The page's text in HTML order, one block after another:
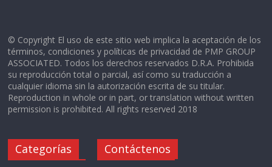
© Copyright El uso de este sitio web implica la aceptación de los
términos, condiciones y políticas de privacidad de PMP GROUP
ASSOCIATED. Todos los derechos reservados D.R.A. Prohibida
su reproducción total o parcial, así como su traducción a
cualquier idioma sin la autorización escrita de su titular.
Reproduction in whole or in part, or translation without written
permission is prohibited. All rights reserved 2018
Categorías Contáctenos